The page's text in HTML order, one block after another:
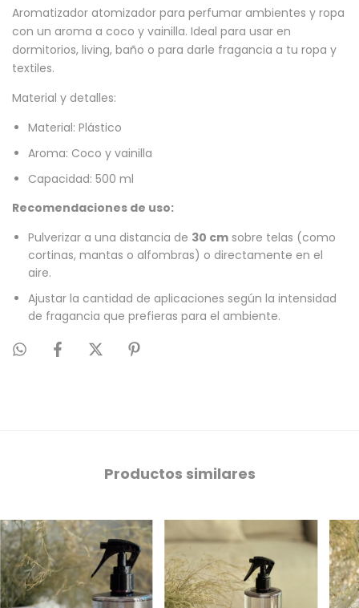
Aromatizador atomizador para perfumar ambientes y ropa
con un aroma a coco y vainilla. Ideal para usar en
dormitorios, living, baño o para darle fragancia a tu ropa y
textiles.
Material y detalles:
Material: Plástico
Aroma: Coco y vainilla
Capacidad: 500 ml
Recomendaciones de uso:
Pulverizar a una distancia de 30 cm sobre telas (como
cortinas, mantas o alfombras) o directamente en el
aire.
Ajustar la cantidad de aplicaciones según la intensidad
de fragancia que prefieras para el ambiente.
Productos similares